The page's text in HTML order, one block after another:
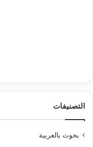
التصنيفات
بحوث بالعربية